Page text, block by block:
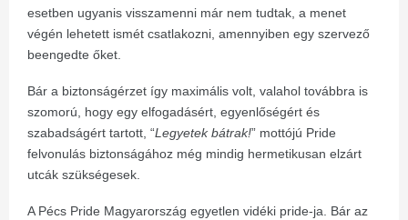
esetben ugyanis visszamenni már nem tudtak, a menet
végén lehetett ismét csatlakozni, amennyiben egy szervező
beengedte őket.
Bár a biztonságérzet így maximális volt, valahol továbbra is
szomorú, hogy egy elfogadásért, egyenlőségért és
szabadságért tartott, “Legyetek bátrak!” mottójú Pride
felvonulás biztonságához még mindig hermetikusan elzárt
utcák szükségesek.
A Pécs Pride Magyarország egyetlen vidéki pride-ja. Bár az